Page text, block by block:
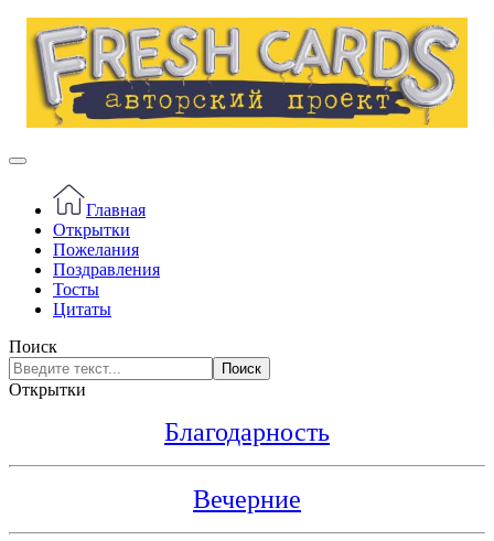
Главная
Открытки
Пожелания
Поздравления
Тосты
Цитаты
Поиск
Поиск
Открытки
Благодарность
Вечерние